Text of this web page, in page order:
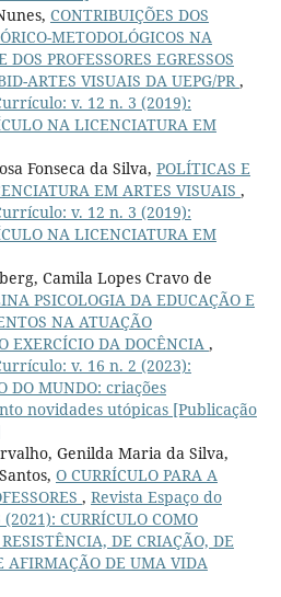
CONTRIBUIÇÕES DOS
METODOLÓGICOS NA
PROFESSORES EGRESSOS
ARTES VISUAIS DA UEPG/PR,
v. 12 n. 3 (2019):
NA LICENCIATURA EM
Fonseca da Silva, POLÍTICAS E
EM ARTES VISUAIS ,
v. 12 n. 3 (2019):
NA LICENCIATURA EM
Camila Lopes Cravo de
PSICOLOGIA DA EDUCAÇÃO E
NA ATUAÇÃO
EXERCÍCIO DA DOCÊNCIA ,
v. 16 n. 2 (2023):
DO MUNDO: criações
novidades utópicas [Publicação
Genilda Maria da Silva,
O CURRÍCULO PARA A
, Revista Espaço do
CURRÍCULO COMO
DE CRIAÇÃO, DE
AFIRMAÇÃO DE UMA VIDA